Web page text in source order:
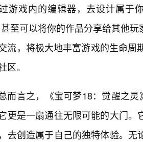
游戏内的编辑器，去设计属于
甚至可以将你的作品分享给其他
流，将极大地丰富游戏的生命
区。
而言之，《宝可梦18：觉醒之
更是一扇通往无限可能的大门
去创造属于自己的独特体验。